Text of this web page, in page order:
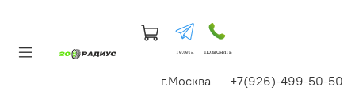
телега позвонить
г.Москва +7(926)-499-50-50